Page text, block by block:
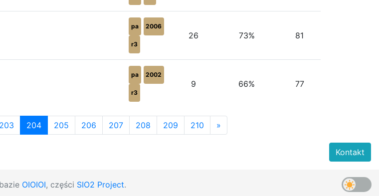
pa 2006
r3
26 73% 81
pa 2002
r3
9 66% 77
203 204 205 206 207 208 209 210 »
OIOIOI, części SIO2 Project.
Kontakt